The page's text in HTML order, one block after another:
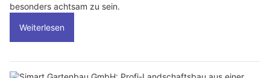
besonders achtsam zu sein.
Weiterlesen